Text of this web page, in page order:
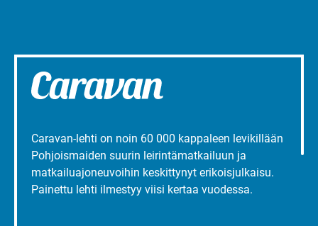
Caravan-lehti on noin 60 000 kappaleen levikillään
Pohjoismaiden suurin leirintämatkailuun ja
matkailuajoneuvoihin keskittynyt erikoisjulkaisu.
Painettu lehti ilmestyy viisi kertaa vuodessa.